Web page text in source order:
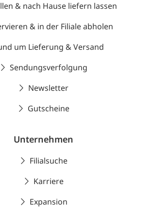
& nach Hause liefern lassen
& in der Filiale abholen
um Lieferung & Versand
Sendungsverfolgung
Newsletter
Gutscheine
Unternehmen
Filialsuche
Karriere
Expansion